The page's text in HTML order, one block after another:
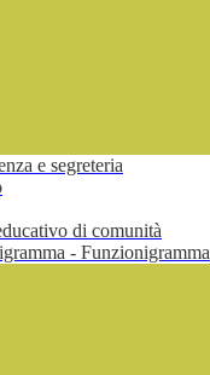
e segreteria
di comunità
- Funzionigramma